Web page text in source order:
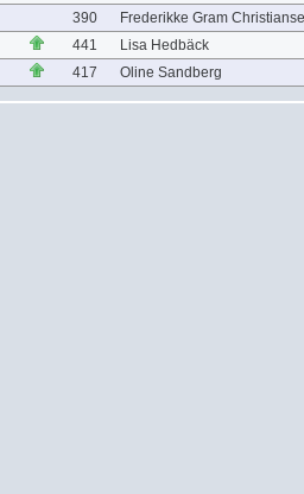
390
Frederikke Gram
441
Lisa Hedbäck
417 Oline Sandberg